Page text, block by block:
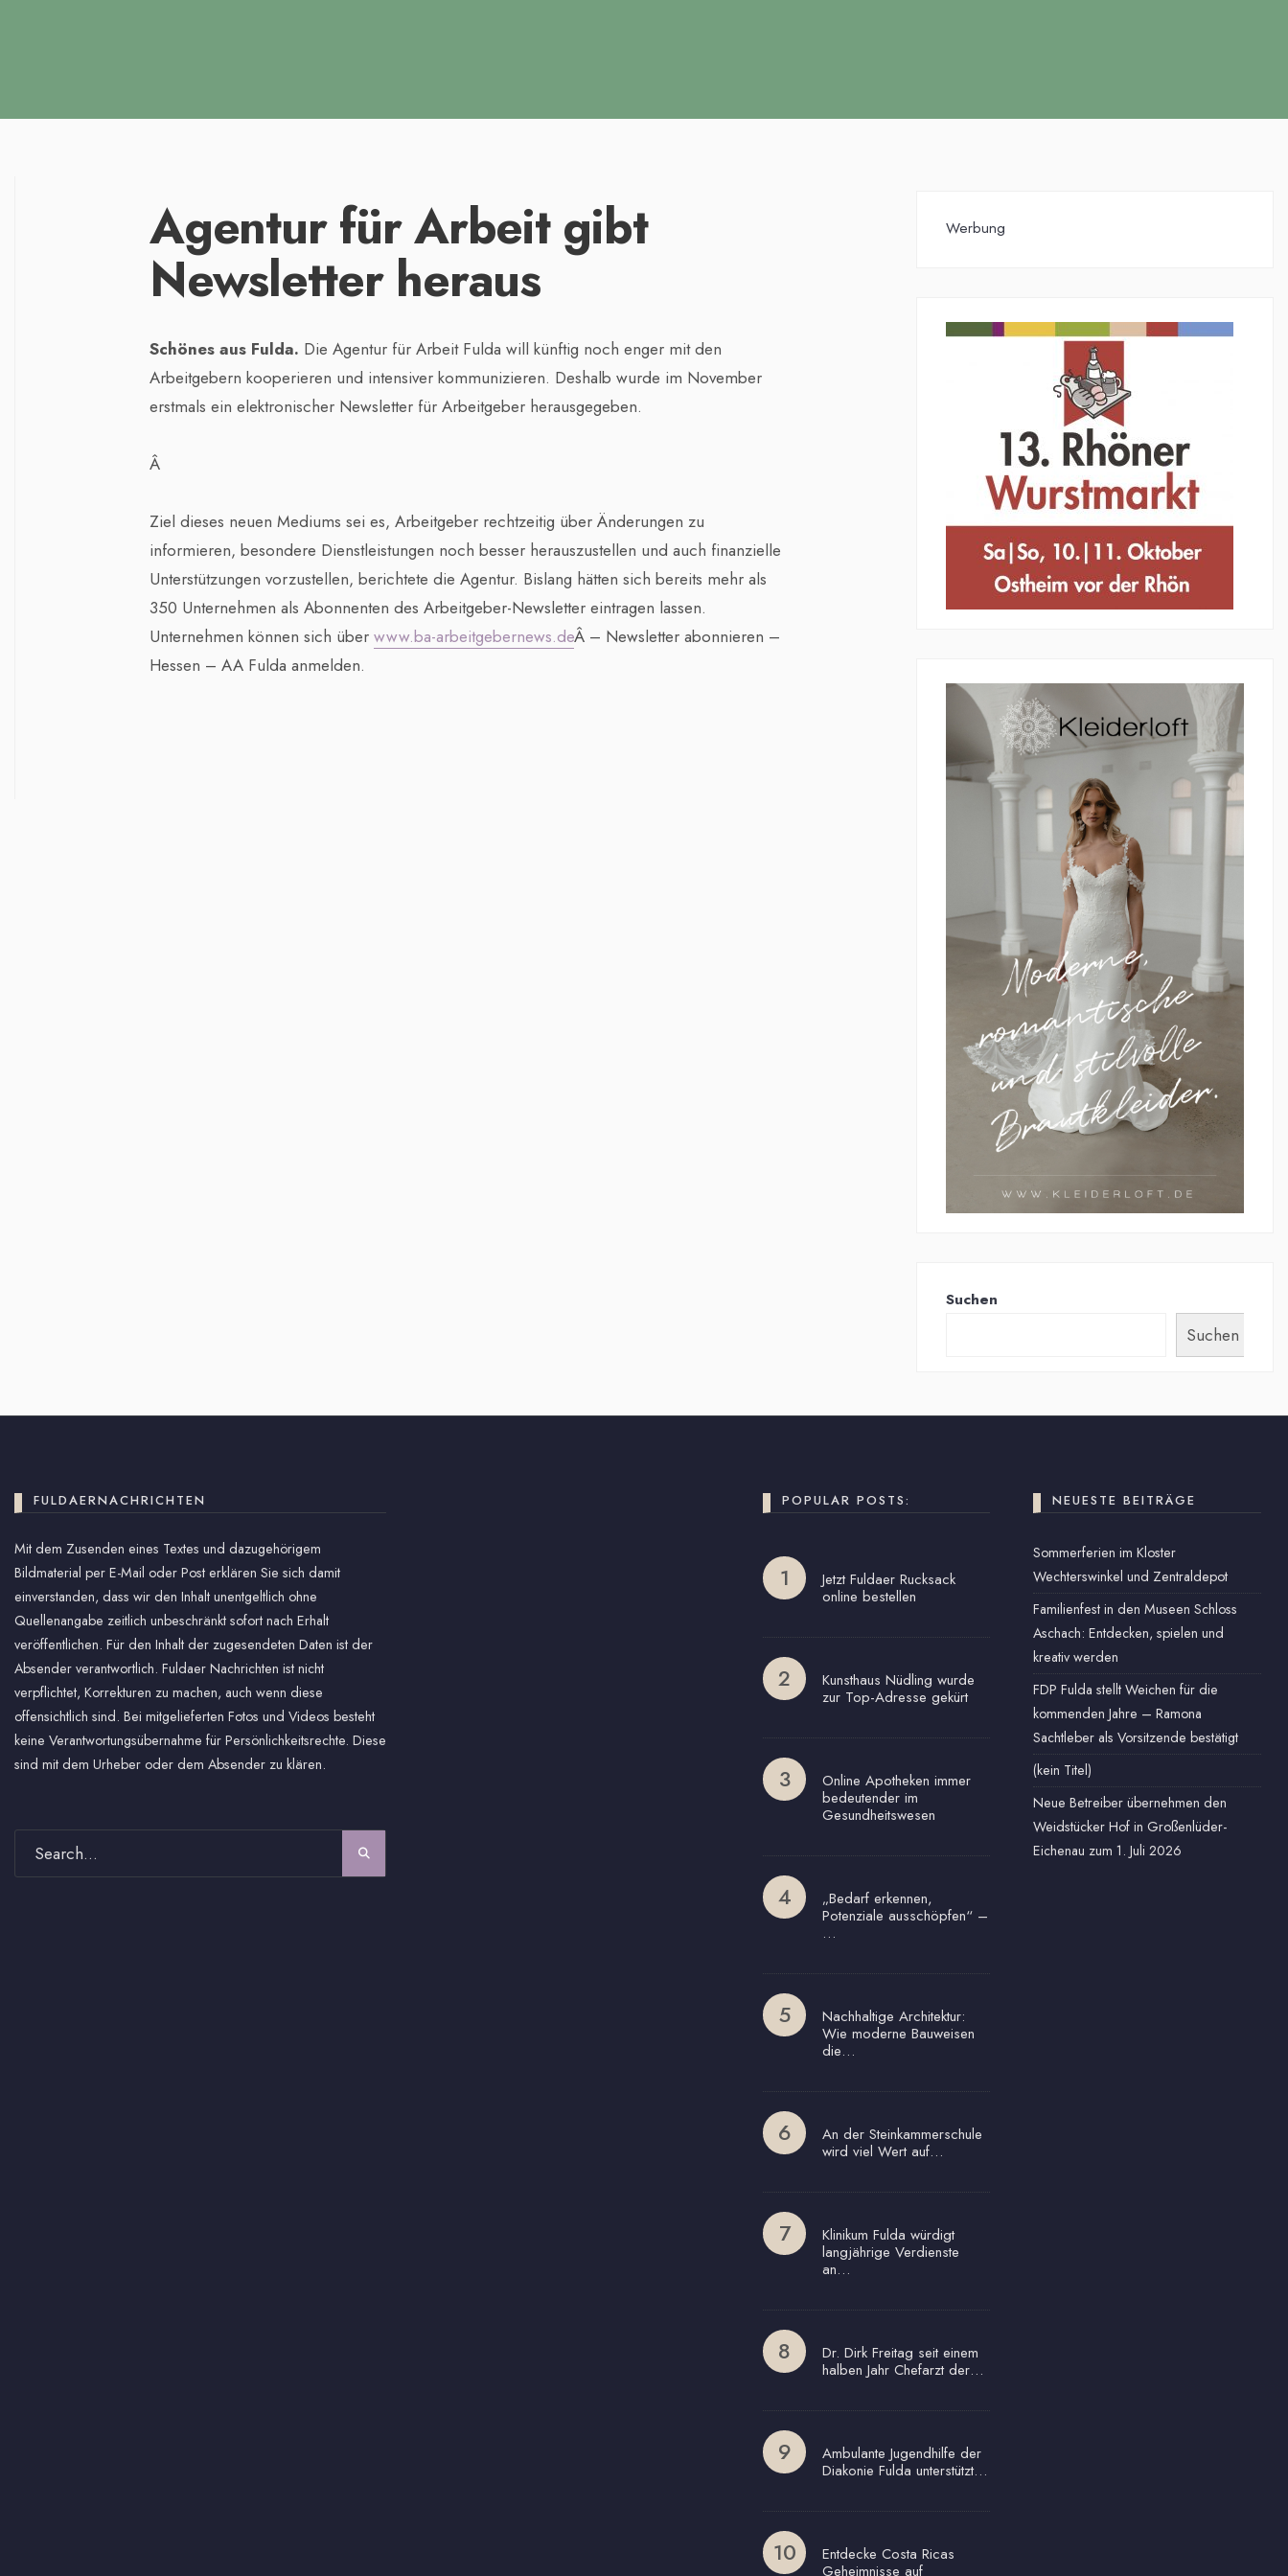
Agentur für Arbeit gibt
Newsletter heraus
Schönes aus Fulda. Die Agentur für Arbeit Fulda will künftig noch enger mit den
Arbeitgebern kooperieren und intensiver kommunizieren. Deshalb wurde im November
erstmals ein elektronischer Newsletter für Arbeitgeber herausgegeben.
Â
Ziel dieses neuen Mediums sei es, Arbeitgeber rechtzeitig über Änderungen zu
informieren, besondere Dienstleistungen noch besser herauszustellen und auch finanzielle
Unterstützungen vorzustellen, berichtete die Agentur. Bislang hätten sich bereits mehr als
350 Unternehmen als Abonnenten des Arbeitgeber-Newsletter eintragen lassen.
Unternehmen können sich über www.ba-arbeitgebernews.deÂ – Newsletter abonnieren –
Hessen – AA Fulda anmelden.
Werbung
Suchen
Suchen
FULDAERNACHRICHTEN
Mit dem Zusenden eines Textes und dazugehörigem
Bildmaterial per E-Mail oder Post erklären Sie sich damit
einverstanden, dass wir den Inhalt unentgeltlich ohne
Quellenangabe zeitlich unbeschränkt sofort nach Erhalt
veröffentlichen. Für den Inhalt der zugesendeten Daten ist der
Absender verantwortlich. Fuldaer Nachrichten ist nicht
verpflichtet, Korrekturen zu machen, auch wenn diese
offensichtlich sind. Bei mitgelieferten Fotos und Videos besteht
keine Verantwortungsübernahme für Persönlichkeitsrechte. Diese
sind mit dem Urheber oder dem Absender zu klären.
POPULAR POSTS:
Jetzt Fuldaer Rucksack
online bestellen
Kunsthaus Nüdling wurde
zur Top-Adresse gekürt
Online Apotheken immer
bedeutender im
Gesundheitswesen
„Bedarf erkennen,
Potenziale ausschöpfen“ –
…
Nachhaltige Architektur:
Wie moderne Bauweisen
die…
An der Steinkammerschule
wird viel Wert auf…
Klinikum Fulda würdigt
langjährige Verdienste
an…
Dr. Dirk Freitag seit einem
halben Jahr Chefarzt der…
Ambulante Jugendhilfe der
Diakonie Fulda unterstützt…
Entdecke Costa Ricas
Geheimnisse auf
NEUESTE BEITRÄGE
Sommerferien im Kloster
Wechterswinkel und Zentraldepot
Familienfest in den Museen Schloss
Aschach: Entdecken, spielen und
kreativ werden
FDP Fulda stellt Weichen für die
kommenden Jahre – Ramona
Sachtleber als Vorsitzende bestätigt
(kein Titel)
Neue Betreiber übernehmen den
Weidstücker Hof in Großenlüder-
Eichenau zum 1. Juli 2026